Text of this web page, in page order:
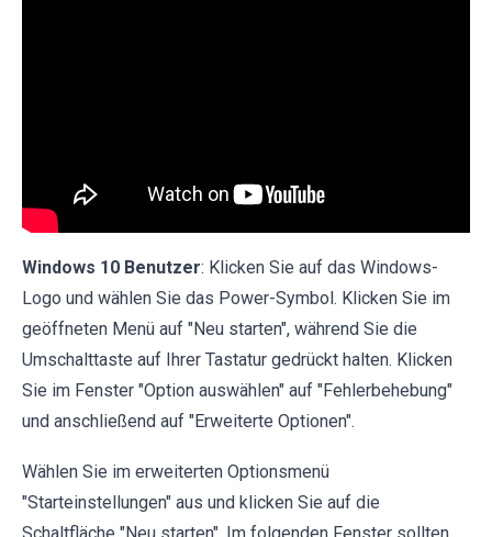
Windows 10 Benutzer: Klicken Sie auf das Windows-
Logo und wählen Sie das Power-Symbol. Klicken Sie im
geöffneten Menü auf "Neu starten", während Sie die
Umschalttaste auf Ihrer Tastatur gedrückt halten. Klicken
Sie im Fenster "Option auswählen" auf "Fehlerbehebung"
und anschließend auf "Erweiterte Optionen".
Wählen Sie im erweiterten Optionsmenü
"Starteinstellungen" aus und klicken Sie auf die